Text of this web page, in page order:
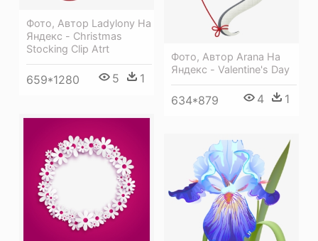
Фото, Автор Ladylony На
Яндекс - Christmas
Stocking Clip Atrt
659*1280 5 1
Фото, Автор Arana На
Яндекс - Valentine's Day
634*879 4 1